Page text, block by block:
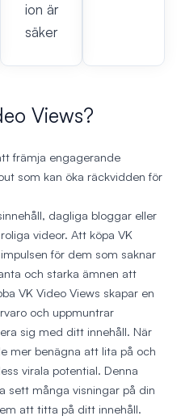
ion är
säker
Views?
främja engagerande
som kan öka räckvidden för
dagliga bloggar eller
videor. Att köpa VK
för dem som saknar
och starka ämnen att
VK Video Views skapar en
och uppmuntrar
sig med ditt innehåll. När
mer benägna att lita på och
virala potential. Denna
sett många visningar på din
att titta på ditt innehåll.